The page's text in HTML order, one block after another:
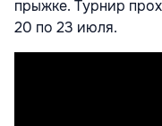
прыжке. Турнир
20 по 23 июля.